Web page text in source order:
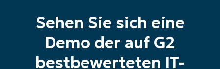
Sehen Sie sich eine
Demo der auf G2
bestbewerteten IT-
number*